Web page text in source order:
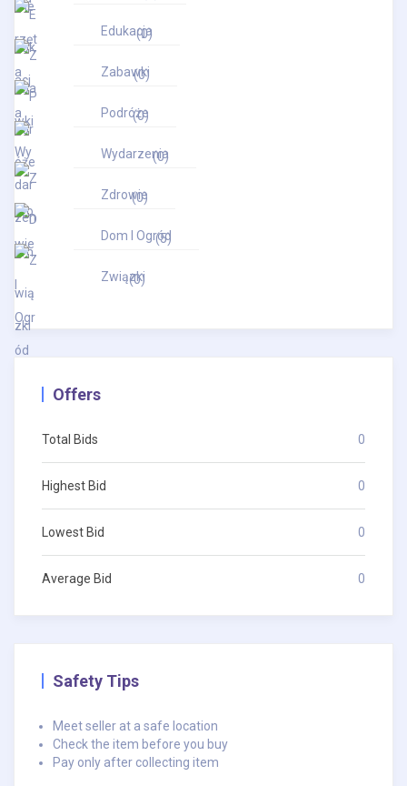
Edukacja
(0)
Zabawki
(0)
Podróże
(0)
Wydarzenia
(0)
Zdrowie
(0)
Dom I Ogród
(5)
Związki
(0)
Offers
Total Bids 0
Highest Bid 0
Lowest Bid 0
Average Bid 0
Safety Tips
Meet seller at a safe location
Check the item before you buy
Pay only after collecting item